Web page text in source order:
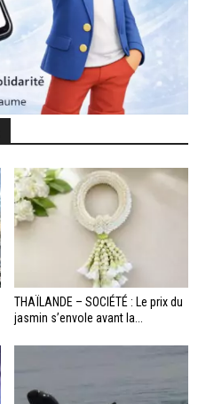
THAÏLANDE – SOCIÉTÉ : Le prix du
jasmin s’envole avant la...